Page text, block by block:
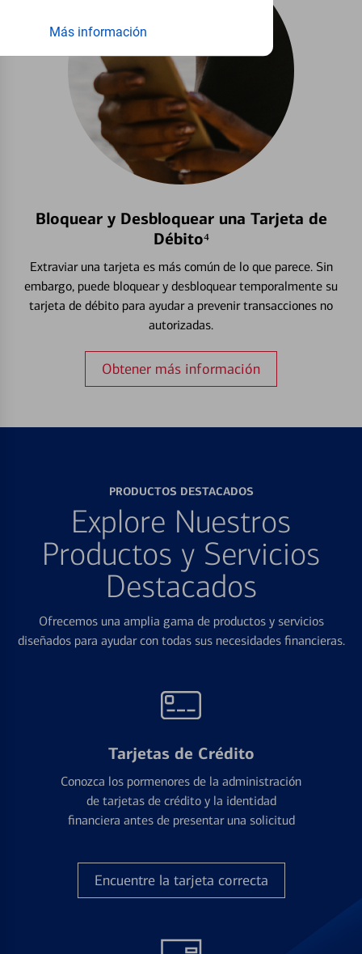
Más información
Bloquear y Desbloquear una Tarjeta de
Débito⁴
Extraviar una tarjeta es más común de lo que parece. Sin
embargo, puede bloquear y desbloquear temporalmente su
tarjeta de débito para ayudar a prevenir transacciones no
autorizadas.
Obtener más información
PRODUCTOS DESTACADOS
Explore Nuestros
Productos y Servicios
Destacados
Ofrecemos una amplia gama de productos y servicios
diseñados para ayudar con todas sus necesidades financieras.
Tarjetas de Crédito
Conozca los pormenores de la administración
de tarjetas de crédito y la identidad
financiera antes de presentar una solicitud
Encuentre la tarjeta correcta